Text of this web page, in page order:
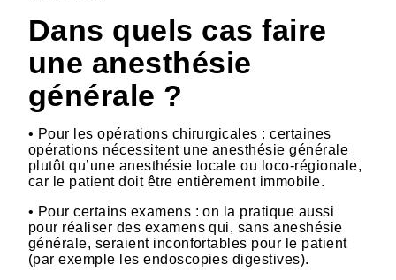
Dans quels cas faire
une anesthésie
générale ?
• Pour les opérations chirurgicales : certaines
opérations nécessitent une anesthésie générale
plutôt qu’une anesthésie locale ou loco-régionale,
car le patient doit être entièrement immobile.
• Pour certains examens : on la pratique aussi
pour réaliser des examens qui, sans aneshésie
générale, seraient inconfortables pour le patient
(par exemple les endoscopies digestives).